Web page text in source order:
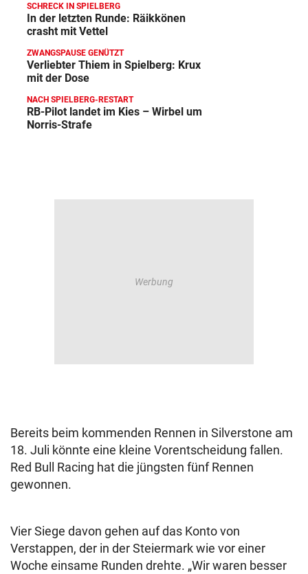
SCHRECK IN SPIELBERG
In der letzten Runde: Räikkönen
crasht mit Vettel
ZWANGSPAUSE GENÜTZT
Verliebter Thiem in Spielberg: Krux
mit der Dose
NACH SPIELBERG-RESTART
RB-Pilot landet im Kies – Wirbel um
Norris-Strafe
Bereits beim kommenden Rennen in Silverstone am
18. Juli könnte eine kleine Vorentscheidung fallen.
Red Bull Racing hat die jüngsten fünf Rennen
gewonnen.
Vier Siege davon gehen auf das Konto von
Verstappen, der in der Steiermark wie vor einer
Woche einsame Runden drehte. „Wir waren besser